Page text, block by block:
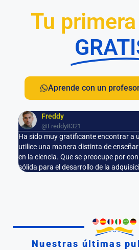
Tu
Aprende con un
Freddy
@Freddy8321
Ha sido muy gratificante encontrar a
utilice una manera distinta de
en la ciencia. Que se preocupe por
sólida para el desarrollo de la
Nuestras últimas